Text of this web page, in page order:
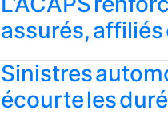
assurés,
Sinistres
écourte les